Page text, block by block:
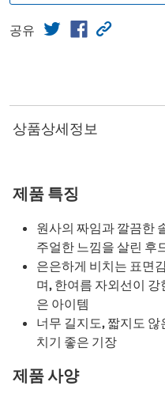
공유
상품상세정보
제품 특징
원사의 짜임과 깔끔한
주얼한 느낌을 살린 후
은은하게 비치는 표면
며, 한여름 자외선이
은 아이템
너무 길지도, 짧지도
치기 좋은 기장
제품 사양